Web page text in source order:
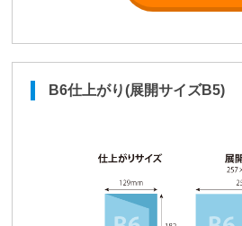
B6仕上がり(展開サイズB5)